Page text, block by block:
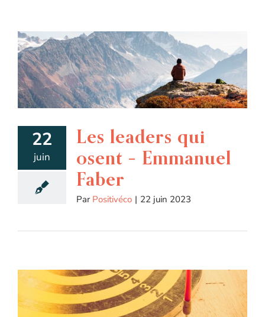
22
juin
Les leaders qui
osent – Emmanuel
Faber
Par Positivéco | 22 juin 2023